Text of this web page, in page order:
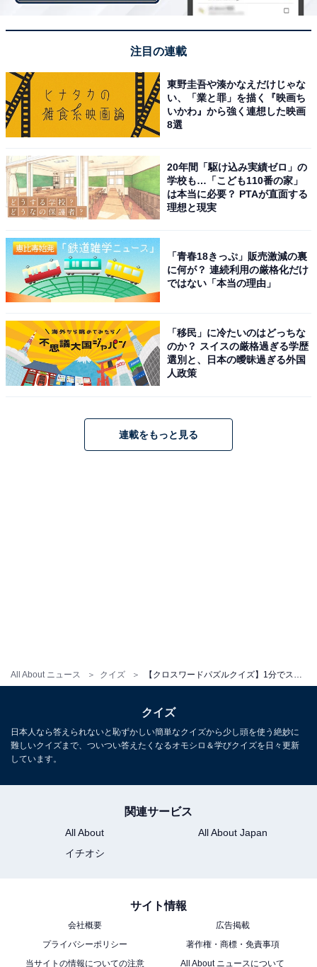
All About ニュース クイズ
注目の連載
東野圭吾や湊かなえだけじゃな
い、「業と罪」を描く『映画ち
いかわ』から強く連想した映画
8選
20年間「駆け込み実績ゼロ」の
学校も…「こども110番の家」
は本当に必要？ PTAが直面する
理想と現実
「青春18きっぷ」販売激減の裏
に何が？ 連続利用の厳格化だけ
ではない「本当の理由」
「移民」に冷たいのはどっちな
のか？ スイスの厳格過ぎる学歴
選別と、日本の曖昧過ぎる外国
人政策
連載をもっと見る
クイズ
日本人なら答えられないと恥ずかしい簡単なクイズから少し頭を使う絶妙に
難しいクイズまで、ついつい答えたくなるオモシロ＆学びクイズを日々更新
しています。
関連サービス
All About
All About Japan
イチオシ
サイト情報
会社概要
広告掲載
プライバシーポリシー
著作権・商標・免責事項
当サイトの情報についての注意
All About ニュースについて